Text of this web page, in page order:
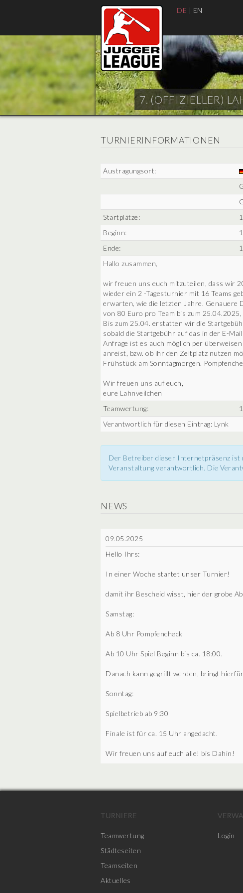
DE | EN
7. (OFFIZIELLER)
TURNIERINFORMATIONEN
Austragungsort:
Startplätze:
Beginn:
Ende:
Hallo zusammen,
wir freuen uns euch mitzuteilen, dass wir
wieder ein 2 -Tagesturnier mit 16 Teams
erwarten, wie die letzten Jahre.
von 80 Euro pro Team bis zum
Bis zum 25.04. erstatten wir die
sobald die Startgebühr auf das in der E-
Anfrage ist es auch möglich per
anreist, bzw. ob ihr den Zeltplatz nutzen
Frühstück am Sonntagmorgen.
Wir freuen uns auf euch,
eure Lahnveilchen
Teamwertung:
Verantwortlich für diesen Eintrag: Lynk
Der Betreiber dieser Internetpräsenz
Veranstaltung verantwortlich. Die
NEWS
09.05.2025
Hello Ihrs:
In einer Woche startet unser Turnier!
damit ihr Bescheid wisst, hier der grobe
Samstag:
Ab 8 Uhr Pompfencheck
Ab 10 Uhr Spiel Beginn bis ca. 18:00.
Danach kann gegrillt werden, bringt
Sonntag:
Spielbetrieb ab 9:30
Finale ist für ca. 15 Uhr angedacht.
Wir freuen uns auf euch alle! bis Dahin!
TURNIERE
Teamwertung
Städteseiten
Teamseiten
Aktuelles
Login